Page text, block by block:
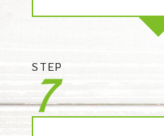
STEP
7